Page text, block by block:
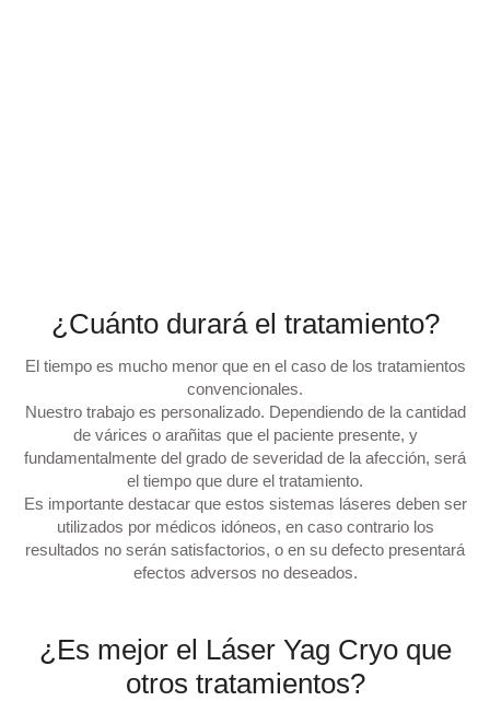
¿Cuánto durará el tratamiento?
El tiempo es mucho menor que en el caso de los tratamientos
convencionales.
Nuestro trabajo es personalizado. Dependiendo de la cantidad
de várices o arañitas que el paciente presente, y
fundamentalmente del grado de severidad de la afección, será
el tiempo que dure el tratamiento.
Es importante destacar que estos sistemas láseres deben ser
utilizados por médicos idóneos, en caso contrario los
resultados no serán satisfactorios, o en su defecto presentará
efectos adversos no deseados.
¿Es mejor el Láser Yag Cryo que
otros tratamientos?